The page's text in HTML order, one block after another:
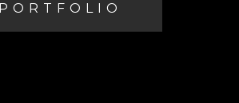
PORTFOLIO